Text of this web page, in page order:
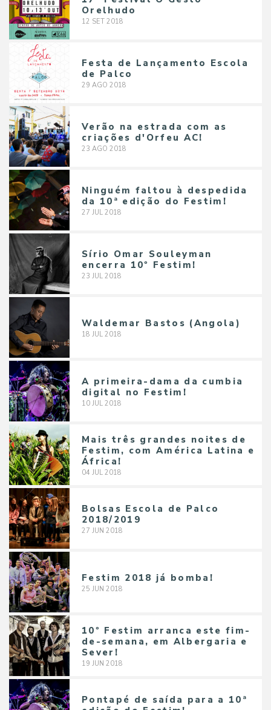
Orelhudo
12 SET 2018
Festa de Lançamento Escola
de Palco
29 AGO 2018
Verão na estrada com as
criações d'Orfeu AC!
23 AGO 2018
Ninguém faltou à despedida
da 10ª edição do Festim!
27 JUL 2018
Sírio Omar Souleyman
encerra 10º Festim!
23 JUL 2018
Waldemar Bastos (Angola)
18 JUL 2018
A primeira-dama da cumbia
digital no Festim!
10 JUL 2018
Mais três grandes noites de
Festim, com América Latina e
África!
04 JUL 2018
Bolsas Escola de Palco
2018/2019
27 JUN 2018
Festim 2018 já bomba!
25 JUN 2018
10º Festim arranca este fim-
de-semana, em Albergaria e
Sever!
19 JUN 2018
Pontapé de saída para a 10ª